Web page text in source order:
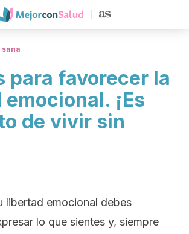
sana
para favorecer la
¡Es
de vivir sin
libertad emocional debes
lo que sientes y, siempre